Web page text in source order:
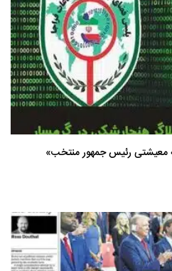
معیشتی رئیس جمهور منتخب»